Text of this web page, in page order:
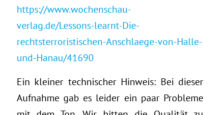
https://www.wochenschau-
verlag.de/Lessons-learnt-Die-
rechtsterroristischen-Anschlaege-von-Halle-
und-Hanau/41690
Ein kleiner technischer Hinweis: Bei dieser
Aufnahme gab es leider ein paar Probleme